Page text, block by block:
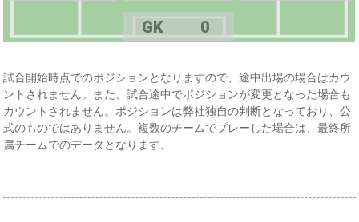
GK 0
試合開始時点でのポジションとなりますので、途中出場の場合はカウ
ントされません。また、試合途中でポジションが変更となった場合も
カウントされません。ポジションは弊社独自の判断となっており、公
式のものではありません。複数のチームでプレーした場合は、最終所
属チームでのデータとなります。